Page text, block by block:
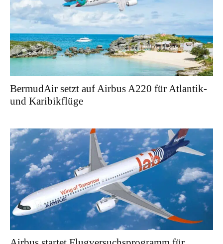
BermudAir setzt auf Airbus A220 für Atlantik-
und Karibikflüge